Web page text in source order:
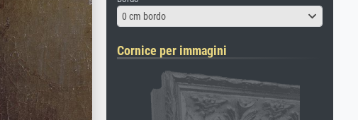
0 cm bordo
Cornice per immagini